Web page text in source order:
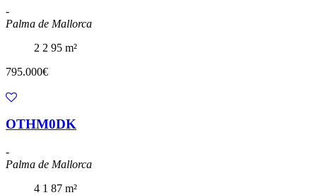
-
Palma de Mallorca
2 2 95 m²
795.000€
OTHM0DK
-
Palma de Mallorca
4 1 87 m²